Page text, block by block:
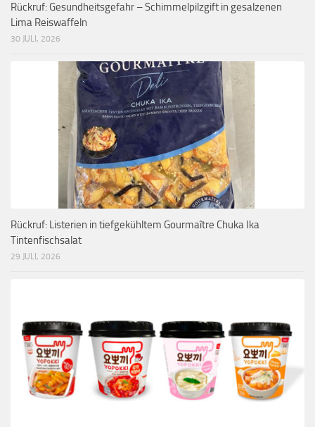
Rückruf: Gesundheitsgefahr – Schimmelpilzgift in gesalzenen
Lima Reiswaffeln
30 JULI, 2026
Rückruf: Listerien in tiefgekühltem Gourmaître Chuka Ika
Tintenfischsalat
29 JULI, 2026